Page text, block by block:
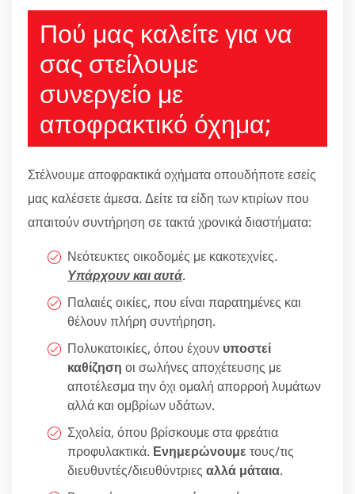
Πού μας καλείτε για να
σας στείλουμε
συνεργείο με
αποφρακτικό όχημα;
Στέλνουμε αποφρακτικά οχήματα οπουδήποτε εσείς
μας καλέσετε άμεσα. Δείτε τα είδη των κτιρίων που
απαιτούν συντήρηση σε τακτά χρονικά διαστήματα:
Νεότευκτες οικοδομές με κακοτεχνίες.
Υπάρχουν και αυτά.
Παλαιές οικίες, που είναι παρατημένες και
θέλουν πλήρη συντήρηση.
Πολυκατοικίες, όπου έχουν υποστεί
καθίζηση οι σωλήνες αποχέτευσης με
αποτέλεσμα την όχι ομαλή απορροή λυμάτων
αλλά και ομβρίων υδάτων.
Σχολεία, όπου βρίσκουμε στα φρεάτια
προφυλακτικά. Ενημερώνουμε τους/τις
διευθυντές/διευθύντριες αλλά μάταια.